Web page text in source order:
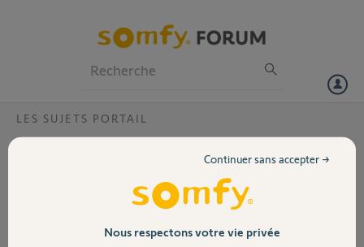
Volet
LES SUJETS PORTAIL
J'ai l'intention d'équiper mon portail coulissant d'une motorisation
J'aimerais savoir si je peux remplacer les cellules fournies par une
Nous respectons votre vie privée
Continuer sans accepter →